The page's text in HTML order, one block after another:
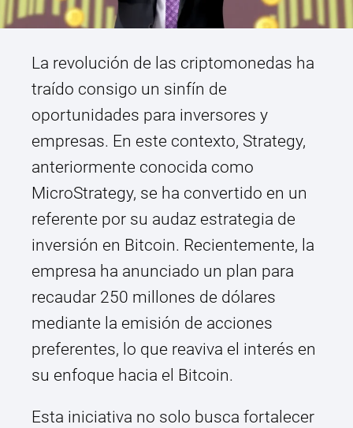
La revolución de las criptomonedas ha
traído consigo un sinfín de
oportunidades para inversores y
empresas. En este contexto, Strategy,
anteriormente conocida como
MicroStrategy, se ha convertido en un
referente por su audaz estrategia de
inversión en Bitcoin. Recientemente, la
empresa ha anunciado un plan para
recaudar 250 millones de dólares
mediante la emisión de acciones
preferentes, lo que reaviva el interés en
su enfoque hacia el Bitcoin.
Esta iniciativa no solo busca fortalecer